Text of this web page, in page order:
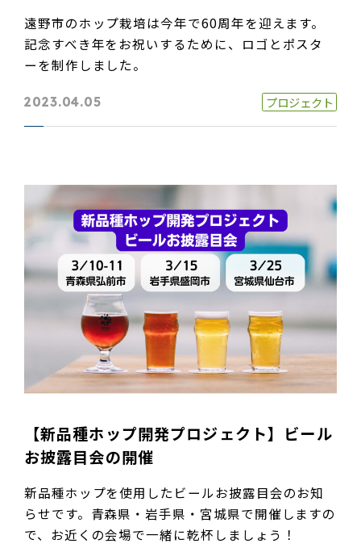
遠野市のホップ栽培は今年で60周年を迎えます。
記念すべき年をお祝いするために、ロゴとポスタ
ーを制作しました。
2023.04.05 プロジェクト
【新品種ホップ開発プロジェクト】ビール
お披露目会の開催
新品種ホップを使用したビールお披露目会のお知
らせです。青森県・岩手県・宮城県で開催しますの
で、お近くの会場で一緒に乾杯しましょう！